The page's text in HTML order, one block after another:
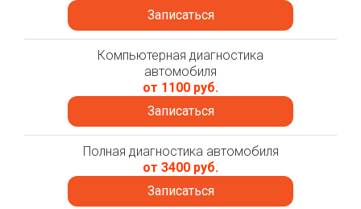
Записаться
Компьютерная диагностика
автомобиля
от 1100 руб.
Записаться
Полная диагностика автомобиля
от 3400 руб.
Записаться